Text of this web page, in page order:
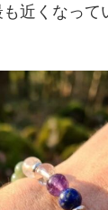
近くなって